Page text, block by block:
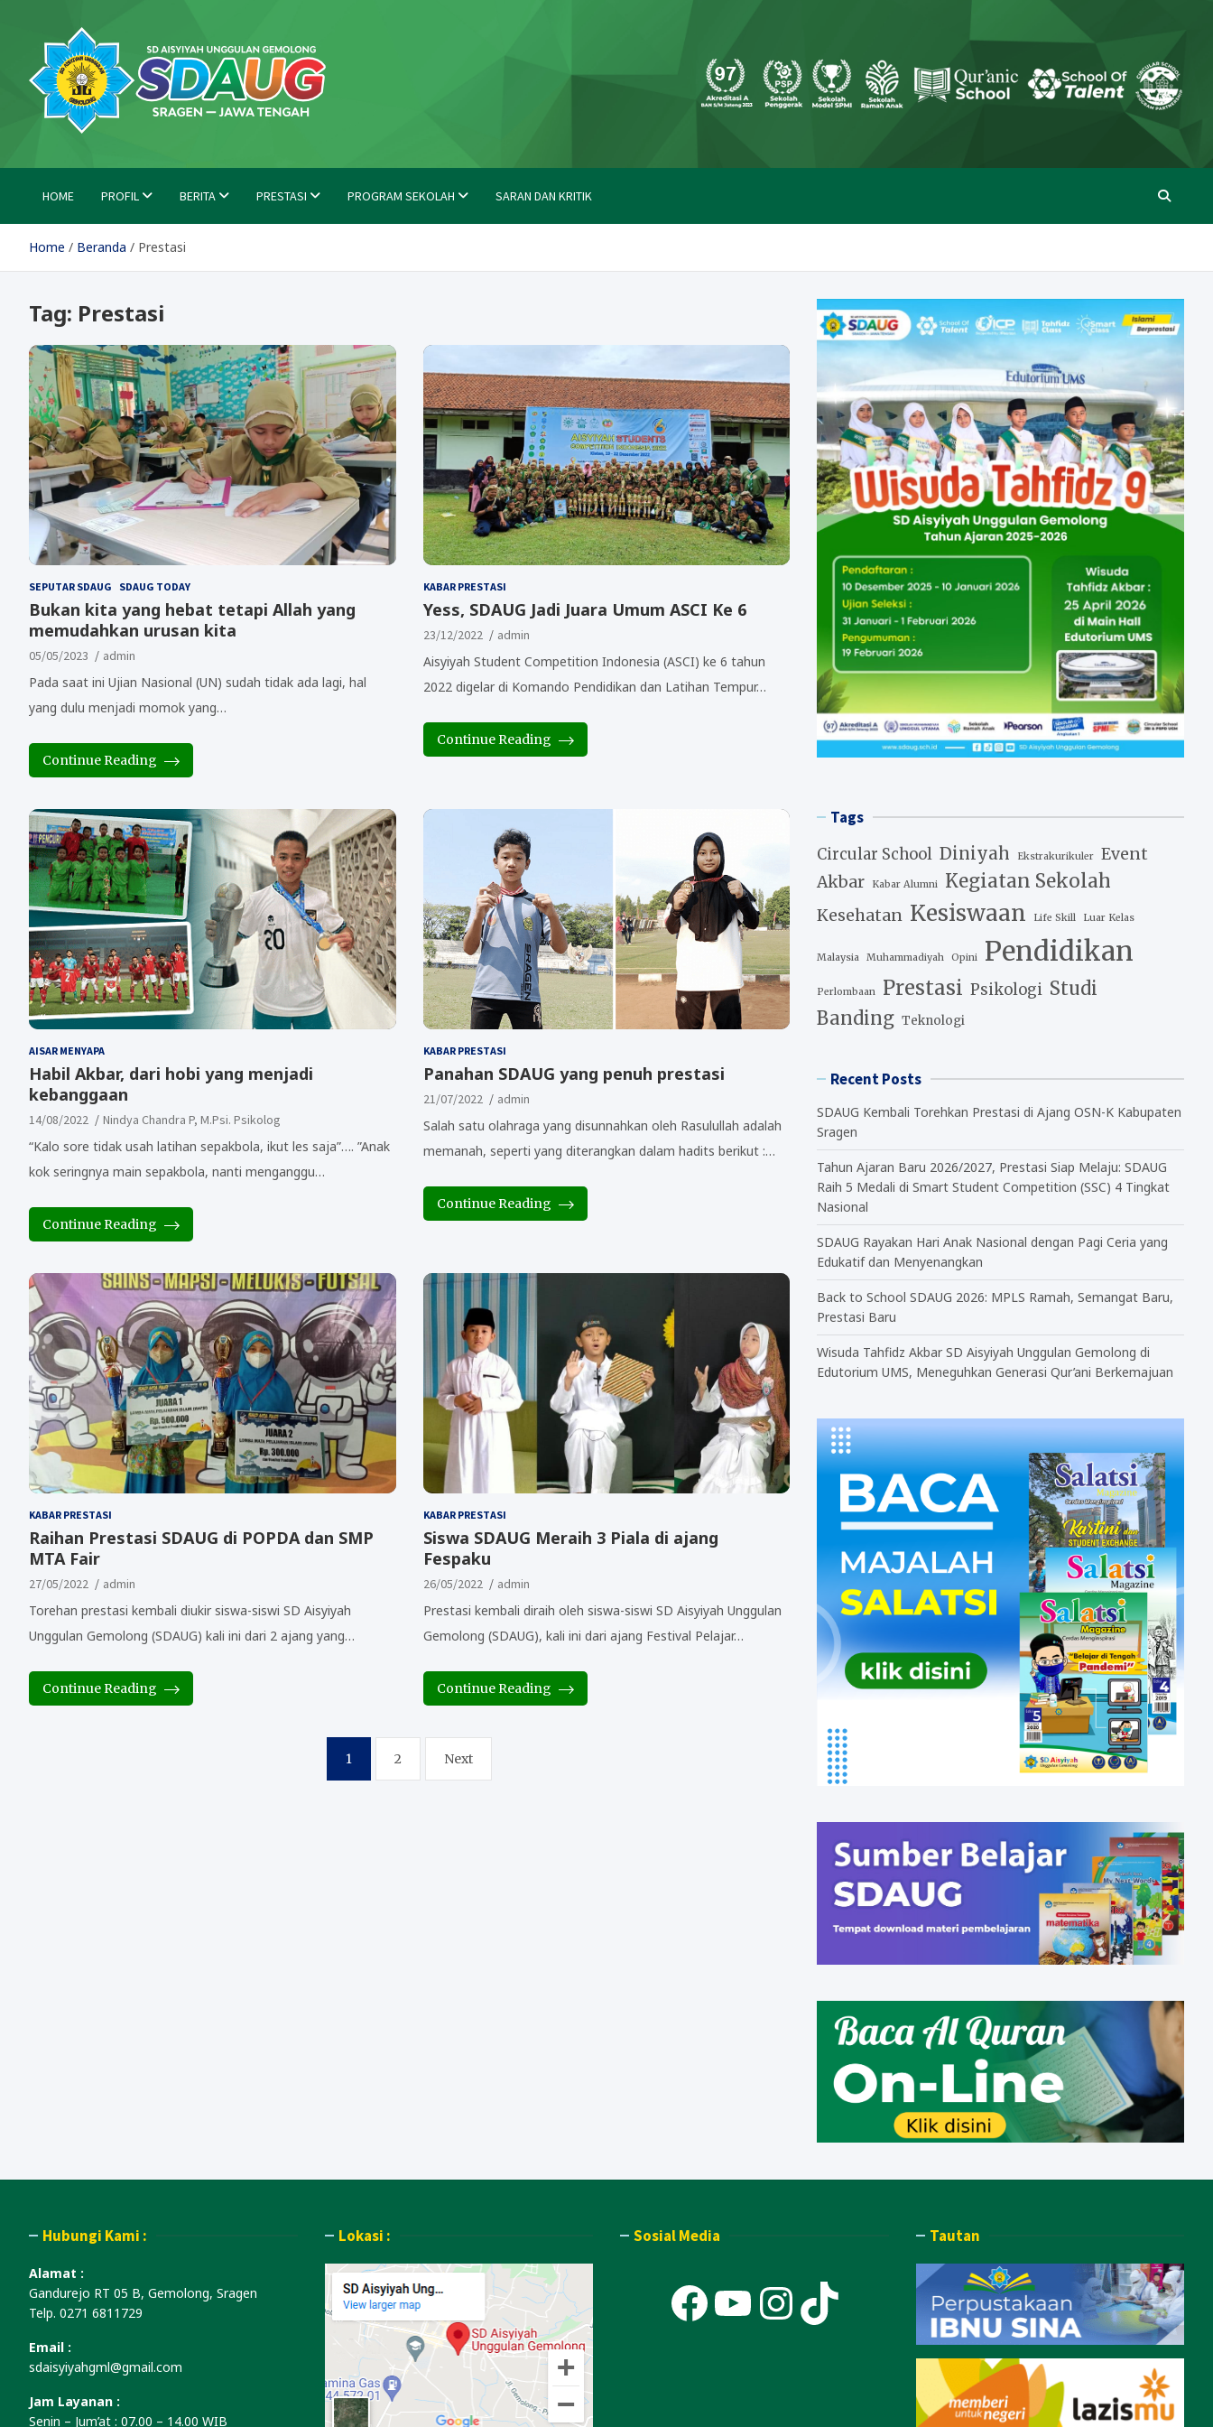
content
SD Aisyiyah Unggulan Gemolong
HOME PROFIL BERITA PRESTASI PROGRAM SEKOLAH SARAN DAN KRITIK
Home Beranda Prestasi
Tag: Prestasi
SEPUTAR SDAUG SDAUG TODAY
Bukan kita yang hebat tetapi Allah yang
memudahkan urusan kita
05/05/2023 admin
Pada saat ini Ujian Nasional (UN) sudah tidak ada lagi, hal
yang dulu menjadi momok yang…
Continue Reading
KABAR PRESTASI
Yess, SDAUG Jadi Juara Umum ASCI Ke 6
23/12/2022 admin
Aisyiyah Student Competition Indonesia (ASCI) ke 6 tahun
2022 digelar di Komando Pendidikan dan Latihan Tempur…
Continue Reading
AISAR MENYAPA
Habil Akbar, dari hobi yang menjadi
kebanggaan
14/08/2022 Nindya Chandra P, M.Psi. Psikolog
“Kalo sore tidak usah latihan sepakbola, ikut les saja”…. ”Anak
kok seringnya main sepakbola, nanti menganggu…
Continue Reading
KABAR PRESTASI
Panahan SDAUG yang penuh prestasi
21/07/2022 admin
Salah satu olahraga yang disunnahkan oleh Rasulullah adalah
memanah, seperti yang diterangkan dalam hadits berikut :…
Continue Reading
KABAR PRESTASI
Raihan Prestasi SDAUG di POPDA dan SMP
MTA Fair
27/05/2022 admin
Torehan prestasi kembali diukir siswa-siswi SD Aisyiyah
Unggulan Gemolong (SDAUG) kali ini dari 2 ajang yang…
Continue Reading
KABAR PRESTASI
Siswa SDAUG Meraih 3 Piala di ajang
Fespaku
26/05/2022 admin
Prestasi kembali diraih oleh siswa-siswi SD Aisyiyah Unggulan
Gemolong (SDAUG), kali ini dari ajang Festival Pelajar…
Continue Reading
1 2 Next
Tags
Circular School Diniyah Ekstrakurikuler
Event
Akbar
Kabar Alumni Kegiatan Sekolah
Kesehatan Kesiswaan Life Skill Luar Kelas
Malaysia Muhammadiyah Opini Pendidikan
Perlombaan Prestasi Psikologi Studi
Banding Teknologi
Recent Posts
SDAUG Kembali Torehkan Prestasi di Ajang OSN-K Kabupaten
Sragen
Tahun Ajaran Baru 2026/2027, Prestasi Siap Melaju: SDAUG
Raih 5 Medali di Smart Student Competition (SSC) 4 Tingkat
Nasional
SDAUG Rayakan Hari Anak Nasional dengan Pagi Ceria yang
Edukatif dan Menyenangkan
Back to School SDAUG 2026: MPLS Ramah, Semangat Baru,
Prestasi Baru
Wisuda Tahfidz Akbar SD Aisyiyah Unggulan Gemolong di
Edutorium UMS, Meneguhkan Generasi Qur’ani Berkemajuan
Hubungi Kami :
Alamat :
Gandurejo RT 05 B, Gemolong, Sragen
Telp. 0271 6811729
Email :
sdaisyiyahgml@gmail.com
Jam Layanan :
Senin – Jum’at : 07.00 – 14.00 WIB
Lokasi : Sosial Media
Facebook
YouTube
Instagram
TikTok
Tautan